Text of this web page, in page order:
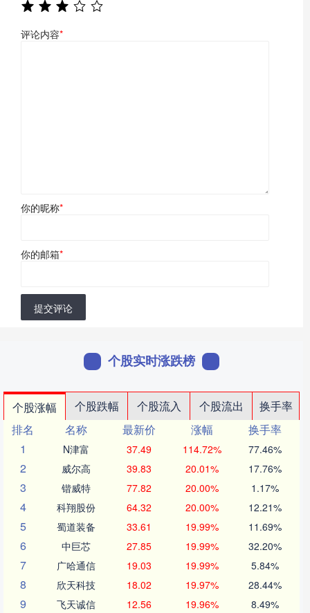
评论内容*
你的昵称*
你的邮箱*
提交评论
个股实时涨跌榜
个股涨幅 个股跌幅 个股流入 个股流出
换手率
排名
名称 最新价 涨幅
换手率
1
N津富 37.49 114.72% 77.46%
2 威尔高 39.83 20.01% 17.76%
3 锴威特 77.82 20.00% 1.17%
4 科翔股份 64.32 20.00% 12.21%
5 蜀道装备 33.61 19.99% 11.69%
6 中巨芯 27.85 19.99% 32.20%
7 广哈通信 19.03 19.99% 5.84%
8 欣天科技 18.02 19.97% 28.44%
9 飞天诚信 12.56 19.96% 8.49%